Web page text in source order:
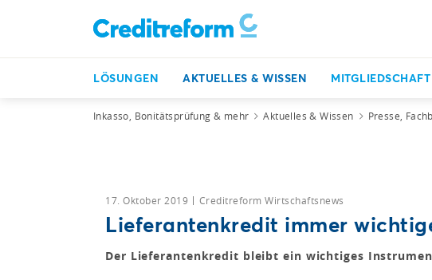
LÖSUNGEN AKTUELLES & WISSEN MITGLIEDSCHAFT
Inkasso, Bonitätsprüfung & mehr Aktuelles & Wissen Presse,
17. Oktober 2019 Creditreform Wirtschaftsnews
Lieferantenkredit immer
Der Lieferantenkredit bleibt ein wichtiges